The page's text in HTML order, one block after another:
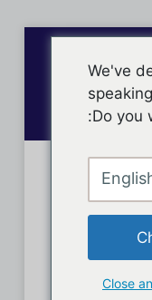
بنجاح.
الرئيسية
We've
Do you
Close